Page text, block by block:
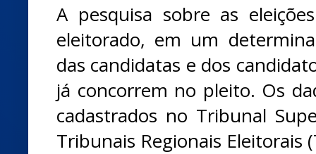
A pesquisa sobre as
eleitorado, em um
das candidatas e dos
já concorrem no pleito. Os
cadastrados no Tribunal
Tribunais Regionais Eleitorais